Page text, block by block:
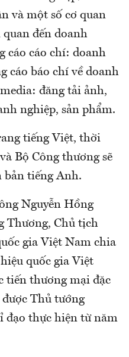
và một số cơ quan
đến doanh
cáo cáo chí: doanh
cáo báo chí về doanh
đăng tải ảnh,
nghiệp, sản phẩm.
tiếng Việt, thời
Bộ Công thương sẽ
bản tiếng Anh.
Nguyễn Hồng
Thương, Chủ tịch
gia Việt Nam chia
quốc gia Việt
tiến thương mại đặc
Thủ tướng
đạo thực hiện từ năm